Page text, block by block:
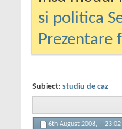
si politica
Prezentare
Subiect: studiu de caz
6th August 2008, 23:02